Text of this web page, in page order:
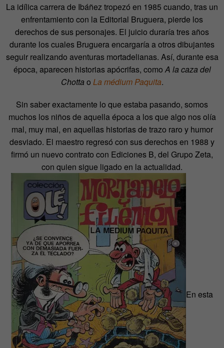
La idílica carrera de Ibáñez tropezó en 1985 cuando, tras un
enfrentamiento con la Editorial Bruguera, pierde los
derechos de sus personajes. El juicio duraría tres años
durante los cuales Bruguera encargaría a otros dibujantes
seguir realizando aventuras mortadelianas. Así, durante esa
época, aparecen historias apócrifas, comoA la caza del
Chotta o La médium Paquita.
Sin saber exactamente lo que estaba pasando, somos
muchos los niños de aquella época a los que algo nos olía
mal, muy mal, en aquellas historias de trazo raro y humor
desviado. El maestro regresó con sus derechos en 1988 y
firmó un nuevo contrato con Ediciones B, del Grupo Zeta,
con quien sigue ligado en la actualidad.
En esta